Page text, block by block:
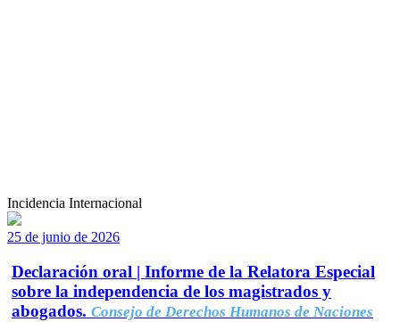
Incidencia Internacional
25 de junio de 2026
Declaración oral | Informe de la Relatora Especial
sobre la independencia de los magistrados y
abogados. Consejo de Derechos Humanos de Naciones